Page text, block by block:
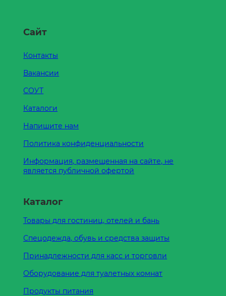
Сайт
Контакты
Вакансии
СОУТ
Каталоги
Напишите нам
Политика конфиденциальности
Информация, размещенная на сайте, не
является публичной офертой
Каталог
Товары для гостиниц, отелей и бань
Спецодежда, обувь и средства защиты
Принадлежности для касс и торговли
Оборудование для туалетных комнат
Продукты питания